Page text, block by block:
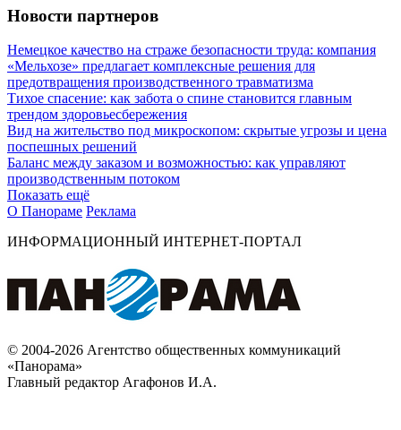
Новости партнеров
Немецкое качество на страже безопасности труда: компания
«Мельхозе» предлагает комплексные решения для
предотвращения производственного травматизма
Тихое спасение: как забота о спине становится главным
трендом здоровьесбережения
Вид на жительство под микроскопом: скрытые угрозы и цена
поспешных решений
Баланс между заказом и возможностью: как управляют
производственным потоком
Показать ещё
О Панораме Реклама
ИНФОРМАЦИОННЫЙ ИНТЕРНЕТ-ПОРТАЛ
© 2004-2026 Агентство общественных коммуникаций
«Панорама»
Главный редактор Агафонов И.А.